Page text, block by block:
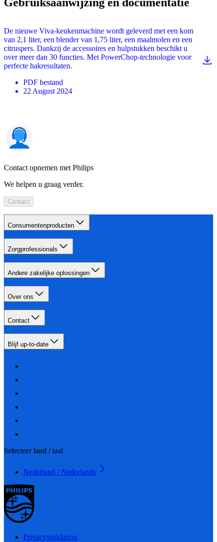
De nieuwe Viva-keukenmachine wordt geleverd met een kom
van 2,1 liter, een blender van 1,75 liter, een maalmolen en een
citruspers. Dankzij de accessoires en hulpstukken beschikt u
over meer dan 30 functies. Met PowerChop-technologie voor
perfecte hakresultaten.
PDF bestand
22 August 2024
Contact opnemen met Philips
We helpen u graag verder.
Contact
Consumentenproducten
Zorgprofessionals
Andere zakelijke oplossingen
Over ons
Contact
Blijf up-to-date
Selecteer land / taal
Nederland / Nederlands
Privacyverklaring